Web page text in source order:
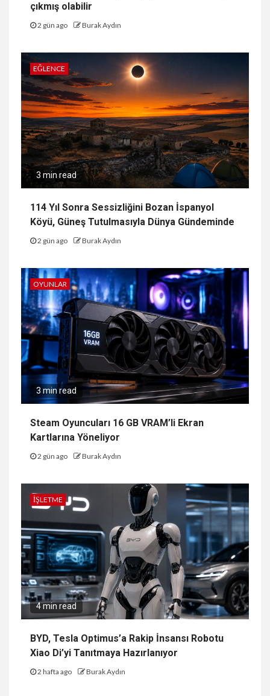
çıkmış olabilir
2 gün ago Burak Aydın
EĞLENCE
3 min read
114 Yıl Sonra Sessizliğini Bozan İspanyol
Köyü, Güneş Tutulmasıyla Dünya Gündeminde
2 gün ago Burak Aydın
OYUNLAR
3 min read
Steam Oyuncuları 16 GB VRAM’li Ekran
Kartlarına Yöneliyor
2 gün ago Burak Aydın
İŞLETME
4 min read
BYD, Tesla Optimus’a Rakip İnsansı Robotu
Xiao Di’yi Tanıtmaya Hazırlanıyor
2 hafta ago Burak Aydın